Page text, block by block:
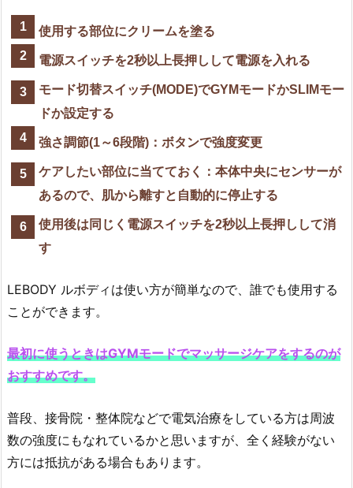
使用する部位にクリームを塗る
電源スイッチを2秒以上長押しして電源を入れる
モード切替スイッチ(MODE)でGYMモードかSLIMモー
ドか設定する
強さ調節(1～6段階)：ボタンで強度変更
ケアしたい部位に当てておく：本体中央にセンサーが
あるので、肌から離すと自動的に停止する
使用後は同じく電源スイッチを2秒以上長押しして消
す
LEBODY ルボディは使い方が簡単なので、誰でも使用する
ことができます。
最初に使うときはGYMモードでマッサージケアをするのが
おすすめです。
普段、接骨院・整体院などで電気治療をしている方は周波
数の強度にもなれているかと思いますが、全く経験がない
方には抵抗がある場合もあります。